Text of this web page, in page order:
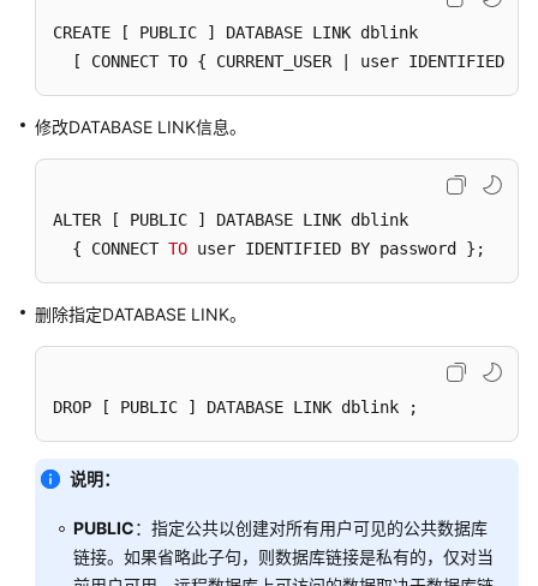
数
据
库
门
开
发
议
用
程
CREATE [ PUBLIC ]
DATABASE LINK dblink
[ CONNECT TO { CURRENT_USER | user IDENTIFIED
修改DATABASE LINK信息。
ALTER [ PUBLIC ]
DATABASE LINK dblink
  { CONNECT
TO user IDENTIFIED BY password };
删除指定DATABASE LINK。
DROP [ PUBLIC ] DATABASE LINK dblink ;
说明：
PUBLIC：指定公共以创建对所有用户可见的公共数据库
链接。如果省略此子句，则数据库链接是私有的，仅对当